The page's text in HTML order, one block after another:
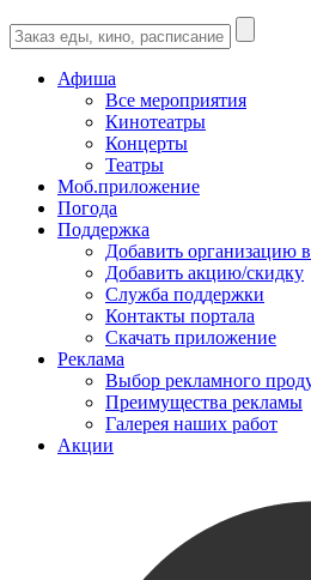
Афиша
Все мероприятия
Кинотеатры
Концерты
Театры
Моб.приложение
Погода
Поддержка
Добавить организацию
Добавить акцию/скидку
Служба поддержки
Контакты портала
Скачать приложение
Реклама
Выбор рекламного
Преимущества рекламы
Галерея наших работ
Акции